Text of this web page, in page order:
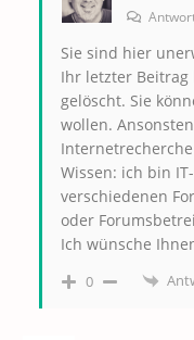
Sie sind hier
Ihr letzter
gelöscht. Sie
wollen.
Wissen: ich bin
verschiedenen
oder
Ich wünsche
0